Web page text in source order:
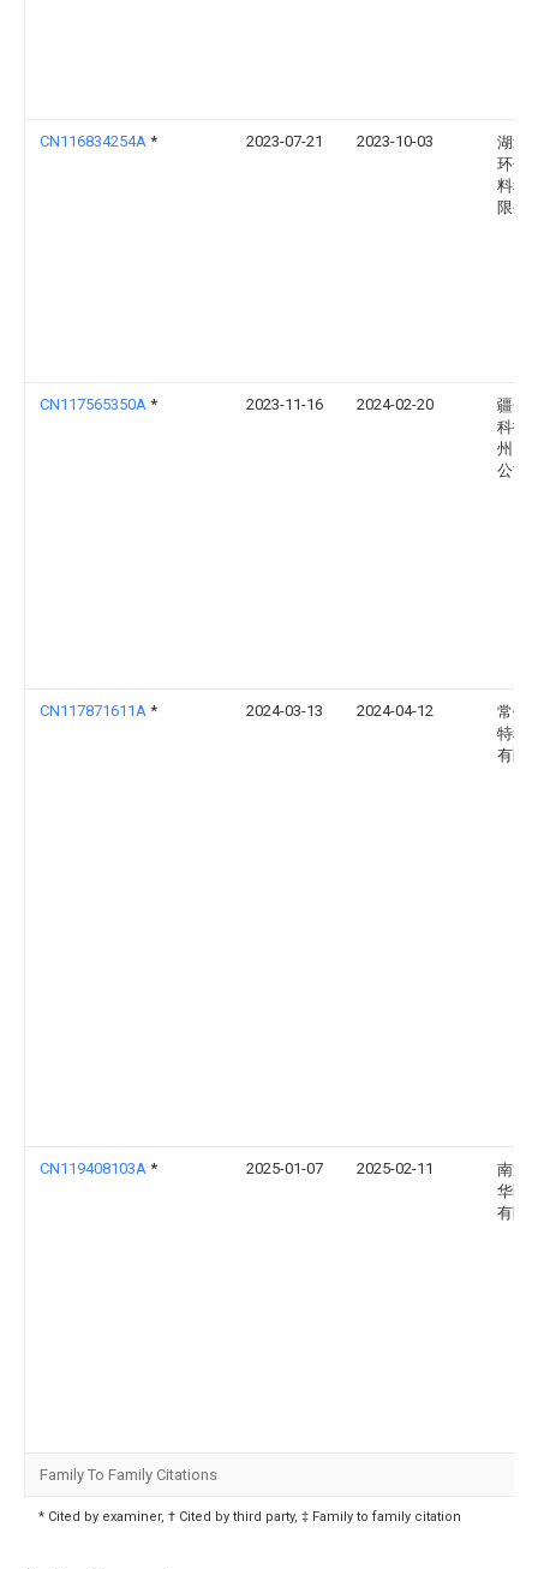
CN116834254A * 2023-07-21 2023-10-03
湖北
环保
料科
限公
CN117565350A * 2023-11-16 2024-02-20
疆合
科技
州）
公司
CN117871611A * 2024-03-13 2024-04-12
常州
特种
有限
CN119408103A * 2025-01-07 2025-02-11
南通
华医
有限
Family To Family Citations
* Cited by examiner, † Cited by third party, ‡ Family to family citation